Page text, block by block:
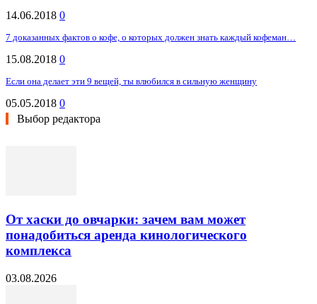
14.06.2018 0
7 доказанных фактов о кофе, о которых должен знать каждый кофеман…
15.08.2018 0
Если она делает эти 9 вещей, ты влюбился в сильную женщину
05.05.2018 0
Выбор редактора
От хаски до овчарки: зачем вам может
понадобиться аренда кинологического
комплекса
03.08.2026